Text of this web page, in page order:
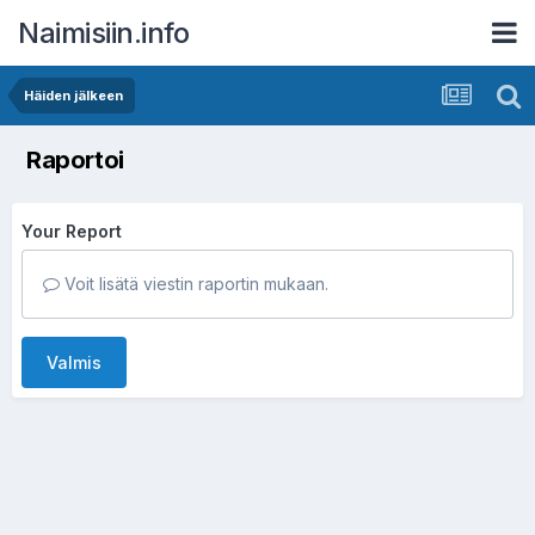
Naimisiin.info
Häiden jälkeen
Raportoi
Your Report
Voit lisätä viestin raportin mukaan.
Valmis